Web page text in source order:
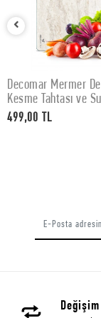
SEPETE
Decomar Mermer
Kesme Tahtası ve
x 40 cm
499,00 TL